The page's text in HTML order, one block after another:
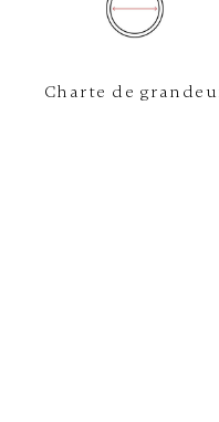
Charte de